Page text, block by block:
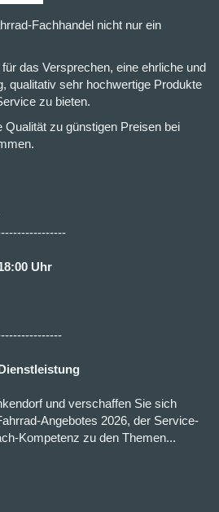
Fachhandel nicht nur ein
das Versprechen, eine ehrliche und
qualitativ sehr hochwertige Produkte
zu bieten.
Qualität zu günstigen Preisen bei
Uhr
und verschaffen Sie sich
Angebotes 2026, der Service-
Kompetenz zu den Themen...